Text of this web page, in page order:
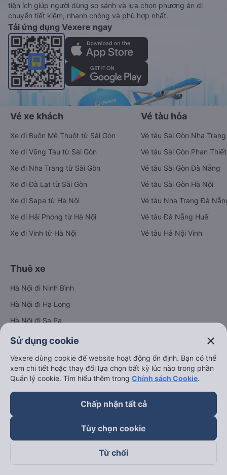
tiện ích giúp người dùng so sánh và lựa chọn phương án di
chuyển tiết kiệm, nhanh chóng và phù hợp nhất.
Tải ứng dụng Vexere ngay
Vé xe khách
Xe đi Buôn Mê Thuột từ Sài Gòn
Xe đi Vũng Tàu từ Sài Gòn
Xe đi Nha Trang từ Sài Gòn
Xe đi Đà Lạt từ Sài Gòn
Xe đi Sapa từ Hà Nội
Xe đi Hải Phòng từ Hà Nội
Xe đi Vinh từ Hà Nội
Vé tàu hỏa
Vé tàu Sài Gòn Nha Trang
Vé tàu Sài Gòn Phan Thiết
Vé tàu Sài Gòn Đà Nẵng
Vé tàu Sài Gòn Hà Nội
Vé tàu Nha Trang Đà
Vé tàu Đà Nẵng Huế
Vé tàu Hà Nội Vinh
Thuê xe
Hà Nội đi Ninh Bình
Hà Nội đi Hạ Long
Hà Nội đi Sa Pa
Hà Nội đi Tam Đảo
Đà Nẵng đi Huế
Hải Phòng đi Hà Nội
Xem tất cả tuyến đường
Sử dụng cookie close
Vexere dùng cookie để website hoạt động ổn định. Bạn có thể
xem chi tiết hoặc thay đổi lựa chọn bất kỳ lúc nào trong phần
Quản lý cookie. Tìm hiểu thêm trong Chính sách Cookie.
Chấp nhận tất cả
Tùy chọn cookie
Từ chối